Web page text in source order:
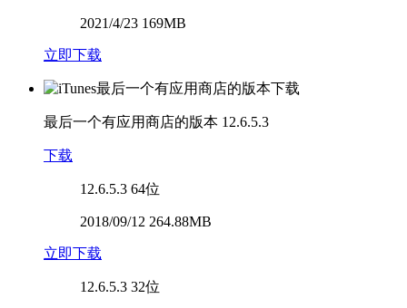
2021/4/23 169MB
立即下载
最后一个有应用商店的版本 12.6.5.3
下载
12.6.5.3 64位
2018/09/12 264.88MB
立即下载
12.6.5.3 32位